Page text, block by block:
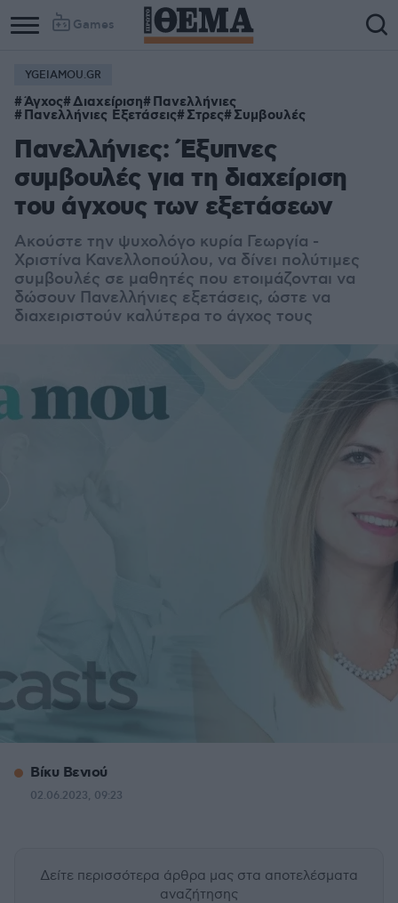
Games
Column
1
Column
2
YGEIAMOU.GR
Άγχος Διαχείριση Πανελλήνιες
Πανελλήνιες Εξετάσεις Στρες Συμβουλές
Πανελλήνιες: Έξυπνες
συμβουλές για τη διαχείριση
του άγχους των εξετάσεων
Ακούστε την ψυχολόγο κυρία Γεωργία -
Χριστίνα Κανελλοπούλου, να δίνει πολύτιμες
συμβουλές σε μαθητές που ετοιμάζονται να
δώσουν Πανελλήνιες εξετάσεις, ώστε να
διαχειριστούν καλύτερα το άγχος τους
Βίκυ Βενιού
02.06.2023, 09:23
Δείτε περισσότερα άρθρα μας στα αποτελέσματα
αναζήτησης